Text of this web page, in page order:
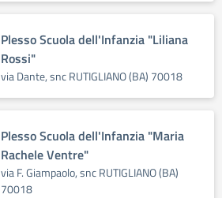
Plesso Scuola dell'Infanzia "Liliana
Rossi"
via Dante, snc RUTIGLIANO (BA) 70018
Plesso Scuola dell'Infanzia "Maria
Rachele Ventre"
via F. Giampaolo, snc RUTIGLIANO (BA)
70018